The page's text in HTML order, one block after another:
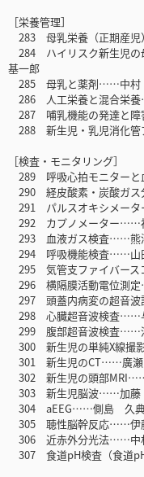
［栄養管理］
283 母乳栄養（正期産
284 ハイリスク新生児の
基一郎
285 母乳と薬剤……中
286 人工栄養と混合栄
287 哺乳機能の発達
288 新生児・乳児消化
［検査・モニタリング］
289 呼吸心拍モニター
290 経皮酸素・炭酸ガ
291 パルスオキシメ
292 カプノメーター……
293 血液ガス検査……
294 呼吸機能検査……
295 気管支ファイバー
296 横隔膜活動電位測
297 頭蓋内病変の超音
298 心臓超音波検査……
299 腹部超音波検査……
300 新生児の単純X線
301 新生児のCT……
302 新生児の頭部
303 新生児脳波……加
304 aEEG……側島 久
305 聴性脳幹反応……伊
306 近赤外分光法……中
307 食道pH検査（食道